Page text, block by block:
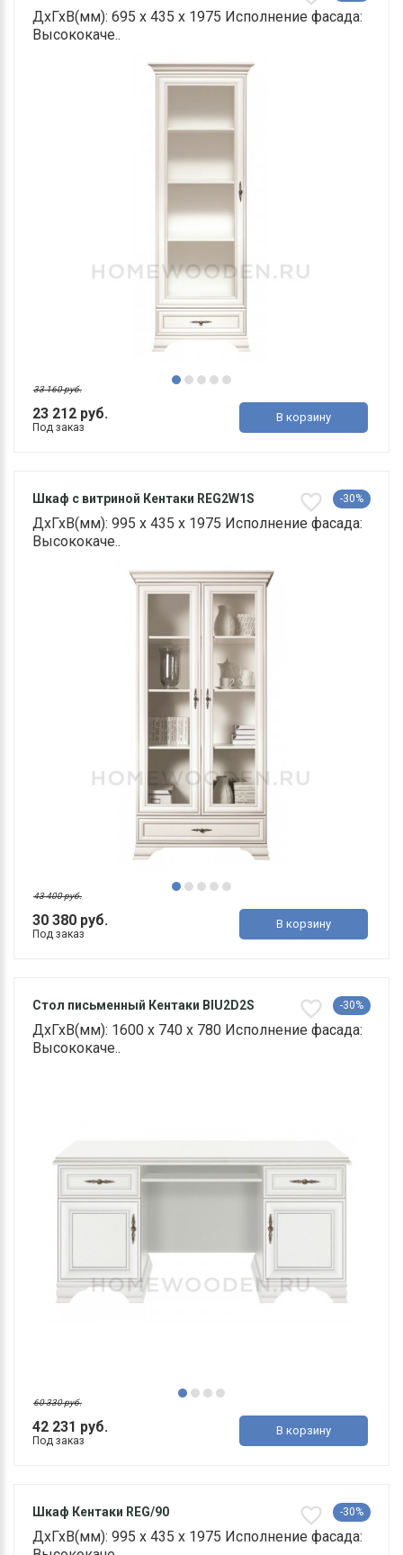
ДхГхВ(мм): 695 х 435 х 1975 Исполнение фасада:
Высококаче..
23 212 руб.
33 160 руб.
Под заказ
В корзину
Шкаф с витриной Кентаки REG2W1S -30%
ДхГхВ(мм): 995 х 435 х 1975 Исполнение фасада:
Высококаче..
30 380 руб.
43 400 руб.
Под заказ
В корзину
Стол письменный Кентаки BIU2D2S -30%
ДхГхВ(мм): 1600 х 740 х 780 Исполнение фасада:
Высококаче..
42 231 руб.
60 330 руб.
Под заказ
В корзину
Шкаф Кентаки REG/90 -30%
ДхГхВ(мм): 995 х 435 х 1975 Исполнение фасада: